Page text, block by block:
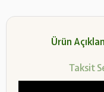
Ürün
Taksit